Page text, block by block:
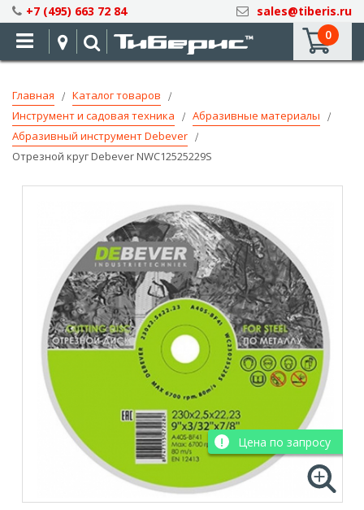
Skip
to
Content
+7 (495) 663 72 84
sales@tiberis.ru
0
Главная
Каталог товаров
Инструмент и садовая техника
Абразивные материалы
Абразивный инструмент Debever
Отрезной круг Debever NWC12525229S
Цена по запросу